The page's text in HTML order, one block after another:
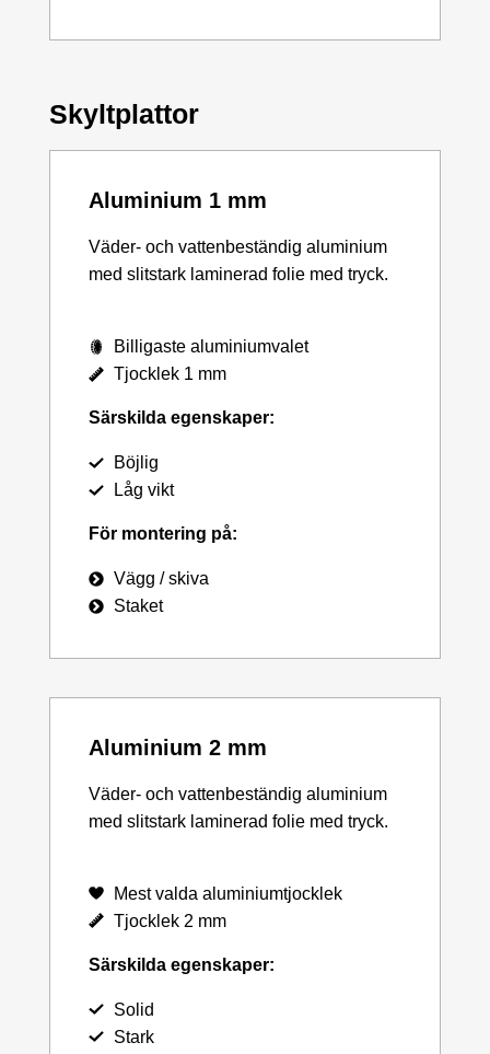
Skyltplattor
Aluminium 1 mm
Väder- och vattenbeständig aluminium
med slitstark laminerad folie med tryck.
Billigaste aluminiumvalet
Tjocklek 1 mm
Särskilda egenskaper:
Böjlig
Låg vikt
För montering på:
Vägg / skiva
Staket
Aluminium 2 mm
Väder- och vattenbeständig aluminium
med slitstark laminerad folie med tryck.
Mest valda aluminiumtjocklek
Tjocklek 2 mm
Särskilda egenskaper:
Solid
Stark